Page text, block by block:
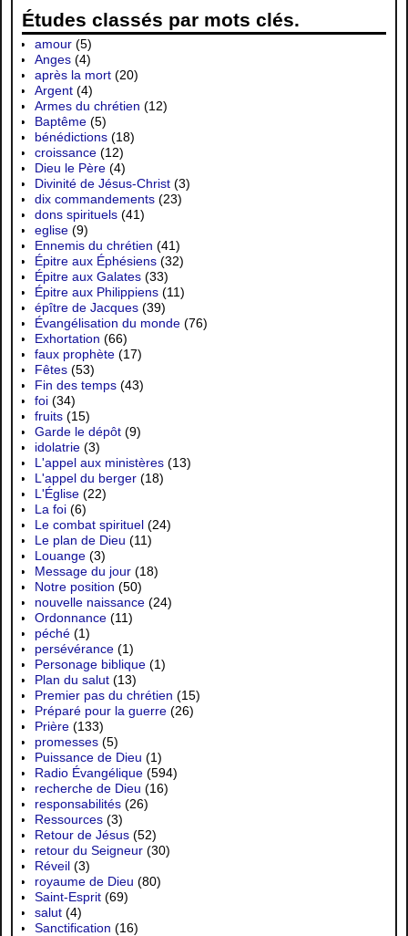
Études classés par mots clés.
amour (5)
Anges (4)
après la mort (20)
Argent (4)
Armes du chrétien (12)
Baptême (5)
bénédictions (18)
croissance (12)
Dieu le Père (4)
Divinité de Jésus-Christ (3)
dix commandements (23)
dons spirituels (41)
eglise (9)
Ennemis du chrétien (41)
Épitre aux Éphésiens (32)
Épitre aux Galates (33)
Épitre aux Philippiens (11)
épître de Jacques (39)
Évangélisation du monde (76)
Exhortation (66)
faux prophète (17)
Fêtes (53)
Fin des temps (43)
foi (34)
fruits (15)
Garde le dépôt (9)
idolatrie (3)
L'appel aux ministères (13)
L'appel du berger (18)
L'Église (22)
La foi (6)
Le combat spirituel (24)
Le plan de Dieu (11)
Louange (3)
Message du jour (18)
Notre position (50)
nouvelle naissance (24)
Ordonnance (11)
péché (1)
persévérance (1)
Personage biblique (1)
Plan du salut (13)
Premier pas du chrétien (15)
Préparé pour la guerre (26)
Prière (133)
promesses (5)
Puissance de Dieu (1)
Radio Évangélique (594)
recherche de Dieu (16)
responsabilités (26)
Ressources (3)
Retour de Jésus (52)
retour du Seigneur (30)
Réveil (3)
royaume de Dieu (80)
Saint-Esprit (69)
salut (4)
Sanctification (16)